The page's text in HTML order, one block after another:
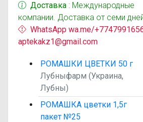
Доставка : Международные
компании. Доставка от семи
WhatsApp wa.me/
aptekakz1@gmail.com
РОМАШКИ ЦВЕТКИ 50 г
Лубныфарм (Украина,
Лубны)
РОМАШКА цветки 1,5г
пакет №25